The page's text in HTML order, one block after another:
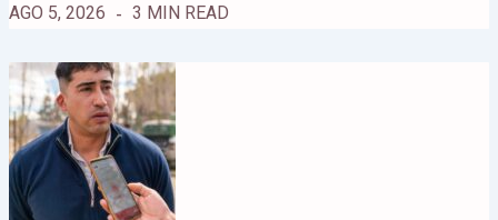
AGO 5, 2026 3 MIN READ